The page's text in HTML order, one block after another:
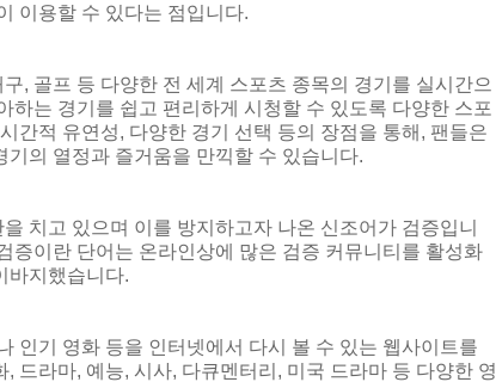
이용할 수 있다는 점입니다.
, 골프 등 다양한 전 세계 스포츠 종목의 경기를 실시간으
하는 경기를 쉽고 편리하게 시청할 수 있도록 다양한 스포
간적 유연성, 다양한 경기 선택 등의 장점을 통해, 팬들은
의 열정과 즐거움을 만끽할 수 있습니다.
치고 있으며 이를 방지하고자 나온 신조어가 검증입니
증이란 단어는 온라인상에 많은 검증 커뮤니티를 활성화
바지했습니다.
인기 영화 등을 인터넷에서 다시 볼 수 있는 웹사이트를
드라마, 예능, 시사, 다큐멘터리, 미국 드라마 등 다양한 영